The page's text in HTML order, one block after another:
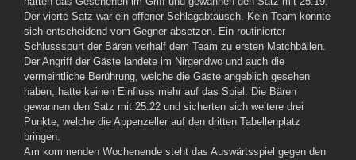
Der vierte Satz war ein offener Schlagabtausch. Kein Team konnte
sich entscheidend vom Gegner absetzen. Ein routinierter
Schlussspurt der Bären verhalf dem Team zu ersten Matchbällen.
Der Angriff der Gäste landete im Nirgendwo und auch die
vermeintliche Berührung, welche die Gäste angeblich gesehen
haben, hatte keinen Einfluss mehr auf das Spiel. Die Bären
gewannen den Satz mit 25:22 und sicherten sich weitere drei
Punkte, welche die Appenzeller auf den dritten Tabellenplatz
bringen.
Am kommenden Wochenende steht das Auswärtsspiel gegen den